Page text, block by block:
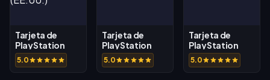
Tarjeta de
PlayStation
Network
(EE.UU.)
5.0
Tarjeta de
PlayStation
Network (JP)
5.0
Tarjeta de
PlayStation
Network (CA)
5.0